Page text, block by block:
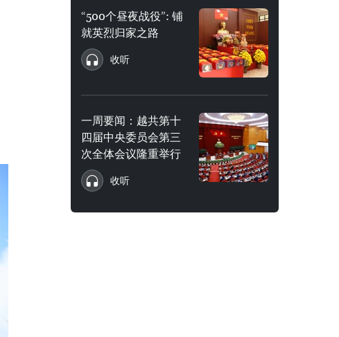
“500个昼夜战役”: 铺
就英烈归家之路
收听
一周要闻：越共第十
四届中央委员会第三
次全体会议隆重举行
收听